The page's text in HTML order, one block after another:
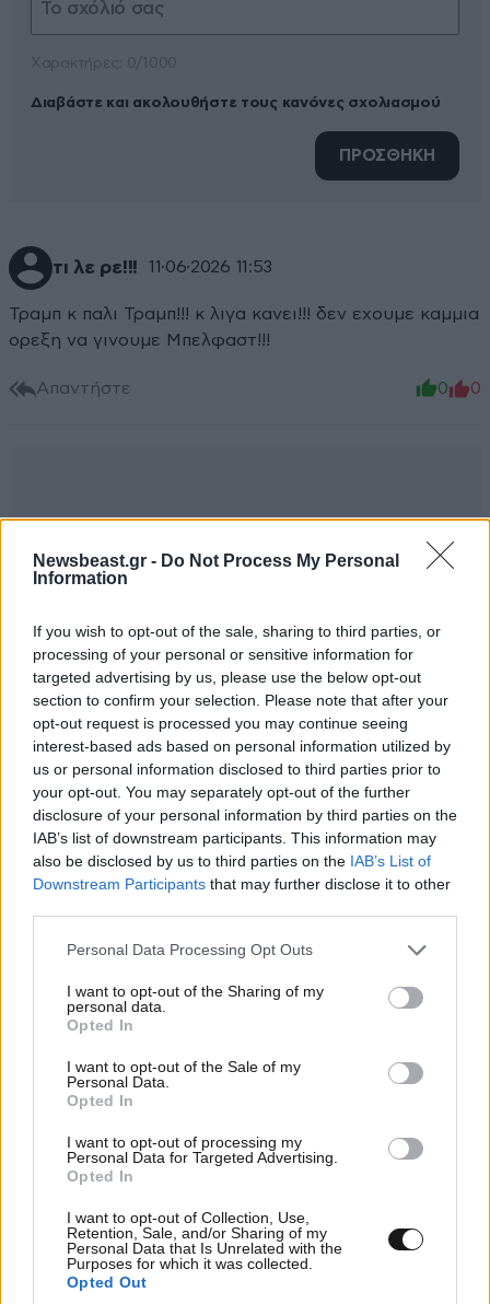
Newsbeast.gr - Do Not Process My Personal
Information
If you wish to opt-out of the sale, sharing to third parties, or
processing of your personal or sensitive information for
targeted advertising by us, please use the below opt-out
section to confirm your selection. Please note that after your
opt-out request is processed you may continue seeing
interest-based ads based on personal information utilized by
us or personal information disclosed to third parties prior to
your opt-out. You may separately opt-out of the further
disclosure of your personal information by third parties on the
IAB’s list of downstream participants. This information may
also be disclosed by us to third parties on the IAB’s List of
Downstream Participants that may further disclose it to other
Please note that this website/app uses one or more Google
not limited to your visit or usage behaviour. You may click to
grant or deny consent to Google and its third-party tags to
use your data for below specified purposes in below Google
consent section.
Personal Data Processing Opt Outs
I want to opt-out of the Sharing of my
personal data.
Opted In
I want to opt-out of the Sale of my
Personal Data.
Opted In
I want to opt-out of processing my
Personal Data for Targeted Advertising.
Opted In
I want to opt-out of Collection, Use,
Retention, Sale, and/or Sharing of my
Personal Data that Is Unrelated with the
Purposes for which it was collected.
Opted Out
Διαβάστε και ακολουθήστε τους κανόνες σχολιασμού
ΠΡΟΣΘΗΚΗ
τι λε ρε!!! 11·06·2026 11:53
Τραμπ κ παλι Τραμπ!!! κ λιγα κανει!!! δεν εχουμε καμμια
ορεξη να γινουμε Μπελφαστ!!!
Απαντήστε 0 0
τρελλαθήκαμε τελείως. 57 + 5 10·06·2026 23:15
Τα δικά μου ....ανθρώπινα δικαιώματα που είναι
Κε......τάδε?
τα συνόρα σας όλες οι χώρες! το είπε ο Φόλκερ!!!!!
Απαντήστε
TRENDING